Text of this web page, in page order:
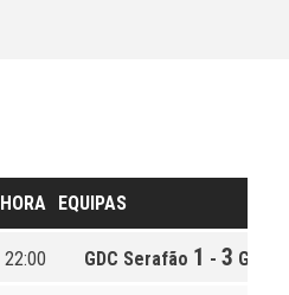
HORA EQUIPAS
22:00 GDC Serafão 1 - 3 GD